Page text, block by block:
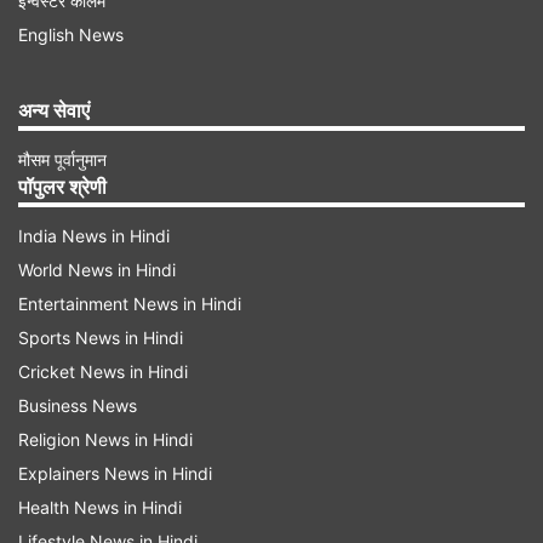
RuPay कार्ड क्या है
(एनपीसीआईएल) की तरफ से शुरू की गई एक बहुराष्ट्रीय
वित्तीय सेवा और भुगतान समाधान प्रणाली है। यह भारत का
स्वदेशी पेमेंट सर्विस प्लेटफॉर्म है, जिसे आरबीआई द्वारा शुरू
किया गया है। इसका मकसद बहुपक्षीय भुगतान प्रणाली
स्थापित करना और वित्तीय समावेशन को बढ़ावा देना है। यह
न्यूनतम लेनदेन लागत के साथ डेबिट, प्रीपेड और क्रेडिट
English News
अन्य सेवाएं
मौसम पूर्वानुमान
पॉपुलर श्रेणी
India News in Hindi
World News in Hindi
Entertainment News in Hindi
Sports News in Hindi
Cricket News in Hindi
Business News
Religion News in Hindi
Explainers News in Hindi
Health News in Hindi